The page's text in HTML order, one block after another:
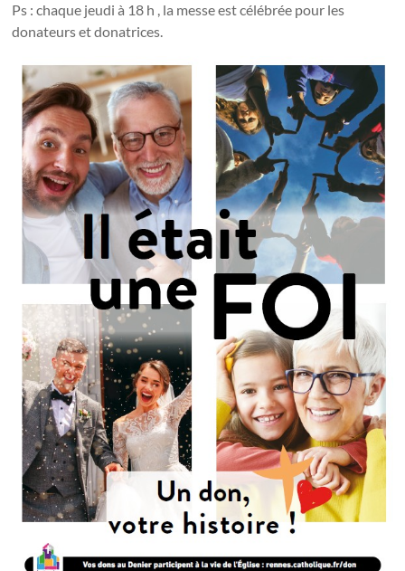
Ps : chaque jeudi à 18 h , la messe est célébrée pour les
donateurs et donatrices.